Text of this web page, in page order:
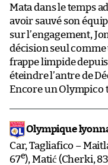
Mata dans le temps
avoir sauvé son
sur l’engagement,
décision seul
frappe limpide
éteindre l’antre de
Encore un Olympico
Olympique
Car, Tagliafico –
67e), Matić (Cherki, 83